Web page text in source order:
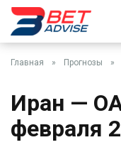
Главная » Прогнозы »
Иран —
февраля